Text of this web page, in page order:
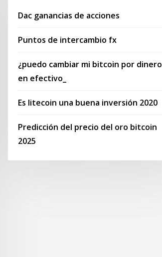
Dac ganancias de acciones
Puntos de intercambio fx
¿puedo cambiar mi bitcoin por dinero
en efectivo_
Es litecoin una buena inversión 2020
Predicción del precio del oro bitcoin
2025